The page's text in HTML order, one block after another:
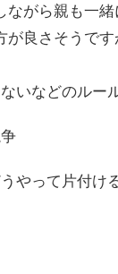
がら親も一緒
が良さそうです
いなどのルール
やって片付け